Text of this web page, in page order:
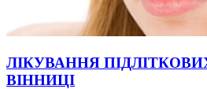
ЛІКУВАННЯ
ВІННИЦІ